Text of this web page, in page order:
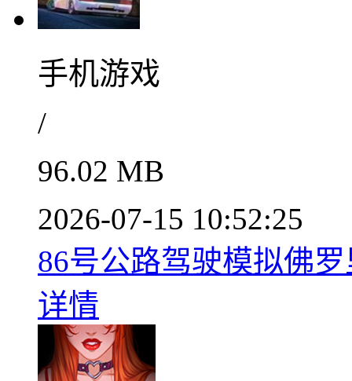
手机游戏
/
96.02 MB
2026-07-15 10:52:25
86号公路驾驶模拟佛
详情